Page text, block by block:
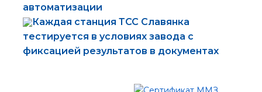
автоматизации
Каждая станция ТСС Славянка
тестируется в условиях завода с
фиксацией результатов в документах